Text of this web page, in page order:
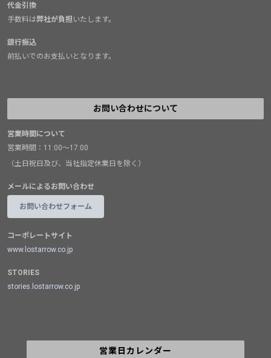
代金引換
手数料は弊社が負担 いたします。
銀行振込
前払いでのお支払いとなります。
お問い合わせについて
営業時間について
営業時間：11:00～17:00
（土日祝日及び、当社指定休業日を除く）
メールによるお問い合わせ
お問い合わせフォーム
コーポレートサイト
www.lostarrow.co.jp
STORIES
stories.lostarrow.co.jp
営業日カレンダー